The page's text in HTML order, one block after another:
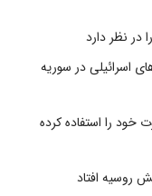
اسرائیلی در سوریه
پاتریوت خود را استفاده کرده
روسیه افتاد